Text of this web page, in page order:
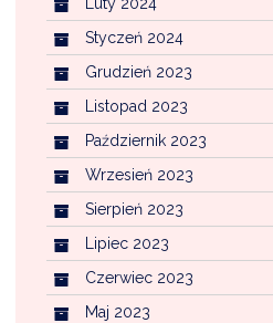
Styczeń 2024
Grudzień 2023
Listopad 2023
Październik 2023
Wrzesień 2023
Sierpień 2023
Lipiec 2023
Czerwiec 2023
Maj 2023